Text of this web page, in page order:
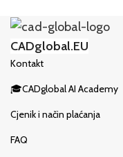
CADglobal.EU
Kontakt
🎓CADglobal AI Academy
Cjenik i način plaćanja
FAQ